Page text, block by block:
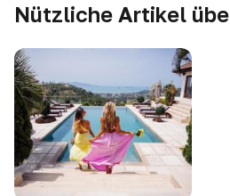
Nützliche Artikel